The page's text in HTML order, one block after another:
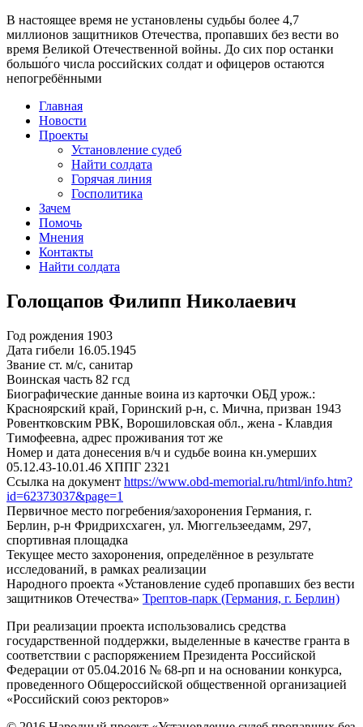
В настоящее время не установлены судьбы более 4,7
миллионов защитников Отечества, пропавших без вести во
время Великой Отечественной войны. До сих пор останки
большо́го числа российских солдат и офицеров остаются
непогребёнными
Главная
Новости
Проекты
Установление судеб
Найти солдата
Горячая линия
Госполитика
Зачем
Помочь
Мнения
Контакты
Найти солдата
Голощапов Филипп Николаевич
Год рождения 1903
Дата гибели 16.05.1945
Звание ст. м/с, санитар
Воинская часть 82 гсд
Биографические данные воина из карточки ОБД урож.:
Красноярский край, Горинский р-н, с. Мична, призван 1943
Ровентковским РВК, Ворошиловская обл., жена - Клавдия
Тимофеевна, адрес проживания тот же
Номер и дата донесения в/ч и судьбе воина кн.умерших
05.12.43-10.01.46 ХППГ 2321
Ссылка на документ https://www.obd-memorial.ru/html/info.htm?
id=62373037&page=1
Первичное место погребения/захоронения Германия, г.
Берлин, р-н Фридрихсхаген, ул. Мюггельзеедамм, 297,
спортивная площадка
Текущее место захоронения, определённое в результате
исследований, в рамках реализации
Народного проекта «Установление судеб пропавших без вести
защитников Отечества» Трептов-парк (Германия, г. Берлин)
При реализации проекта использовались средства
государственной поддержки, выделенные в качестве гранта в
соответствии с распоряжением Президента Российской
Федерации от 05.04.2016 № 68-рп и на основании конкурса,
проведенного Общероссийской общественной организацией
«Российский союз ректоров»